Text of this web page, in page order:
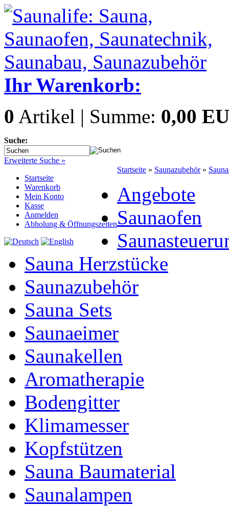
Ihr Warenkorb:
0 Artikel | Summe: 0,00
Suche:
Erweiterte Suche »
Startseite
Warenkorb
Mein Konto
Kasse
Anmelden
Abholung & Öffnungszeiten
Startseite » Saunazubehör»
Angebote
Saunaofen
Sauna Herzstücke
Saunazubehör
Sauna Sets
Saunaeimer
Saunakellen
Aromatherapie
Bodengitter
Klimamesser
Kopfstützen
Sauna Baumaterial
Saunalampen